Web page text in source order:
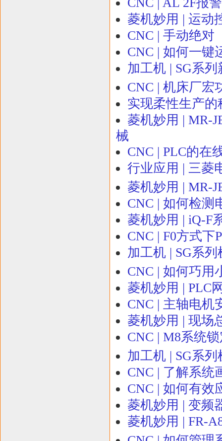
菱机妙用 | 运动
CNC | 手动绝对
CNC | 如何一键
加工机 | SG系
CNC | 机床厂宏
实现柔性生产
菱机妙用 | MR-
械
CNC | PLC的在
行业应用 | 三菱
菱机妙用 | MR-
CNC | 如何检测
菱机妙用 | iQ-F
CNC | F0方式
加工机 | SG系
CNC | 如何巧用
菱机妙用 | PLC
CNC | 主轴电机
菱机妙用 | 现场
CNC | M8系统
加工机 | SG系
CNC | 了解系统
CNC | 如何有效
菱机妙用 | 变频
菱机妙用 | FR-